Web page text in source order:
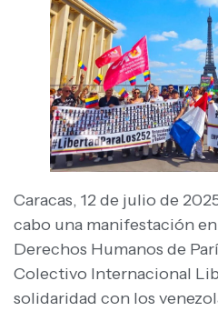
Caracas, 12 de julio de
cabo una manifestación en
Derechos Humanos de
Colectivo Internacional
solidaridad con los